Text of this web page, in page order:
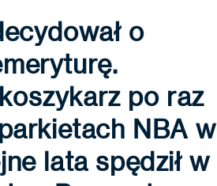
o
po raz
NBA w
lata spędził w